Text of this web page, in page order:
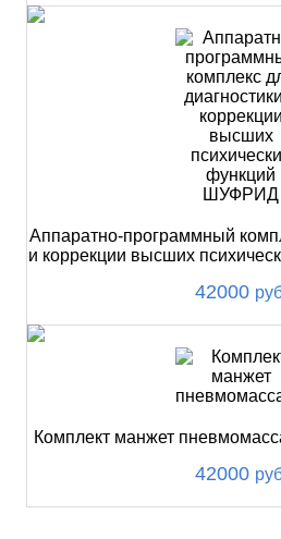
Аппаратно-программный
и коррекции высших
42000
Комплект манжет
42000